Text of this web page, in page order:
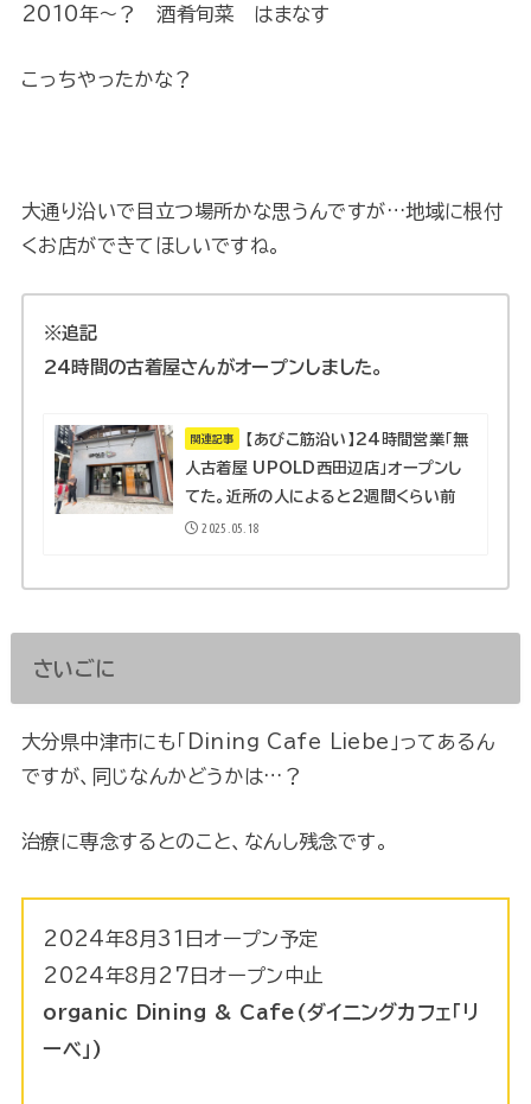
2010年～？ 酒肴旬菜 はまなす
こっちやったかな？
大通り沿いで目立つ場所かな思うんですが…地域に根付
くお店ができてほしいですね。
※追記
24時間の古着屋さんがオープンしました。
関連記事
【あびこ筋沿い】24時間営業「無
人古着屋 UPOLD西田辺店」オープンし
てた。近所の人によると2週間くらい前
2025.05.18
さいごに
大分県中津市にも「Dining Cafe Liebe」ってあるん
ですが、同じなんかどうかは…？
治療に専念するとのこと、なんし残念です。
2024年8月31日オープン予定
2024年8月27日オープン中止
organic Dining & Cafe(ダイニングカフェ「リ
ーベ」)